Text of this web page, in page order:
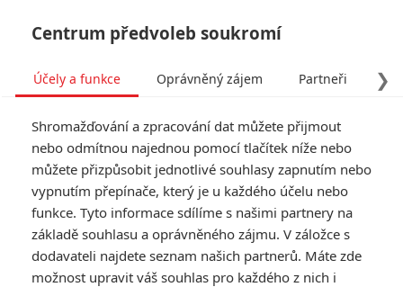
Opičí muž: Nová videa z
natáčení jsou masakr
Napsal:Petr Slavík - (Anarvin), 29.03.2024 05:58
Centrum předvoleb soukromí
❯
Účely a funkce Oprávněný zájem Partneři
Shromažďování a zpracování dat můžete přijmout
nebo odmítnou najednou pomocí tlačítek níže nebo
můžete přizpůsobit jednotlivé souhlasy zapnutím nebo
vypnutím přepínače, který je u každého účelu nebo
funkce. Tyto informace sdílíme s našimi partnery na
základě souhlasu a oprávněného zájmu. V záložce s
dodavateli najdete seznam našich partnerů. Máte zde
možnost upravit váš souhlas pro každého z nich i